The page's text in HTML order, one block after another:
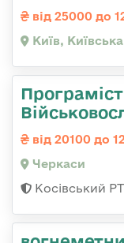
від 25000 до
Київ,
від 20100 до
Черкаси
Косівський